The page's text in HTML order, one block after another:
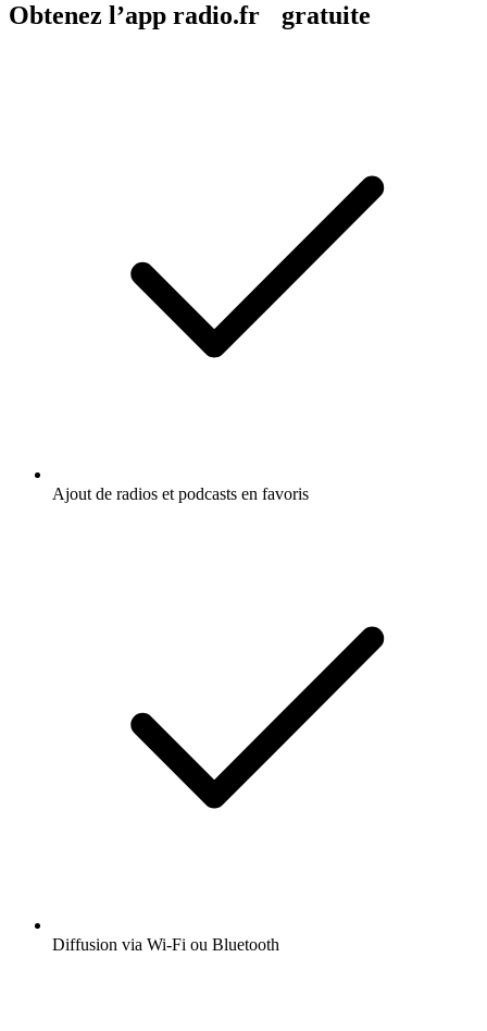
Obtenez l’app radio.fr gratuite
Ajout de radios et podcasts en favoris
Diffusion via Wi-Fi ou Bluetooth